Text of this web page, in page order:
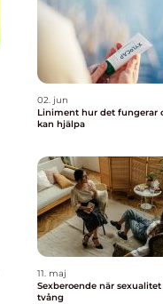
02. jun
Liniment hur det fungerar och när det
kan hjälpa
11. maj
Sexberoende när sexualitet blir ett
tvång